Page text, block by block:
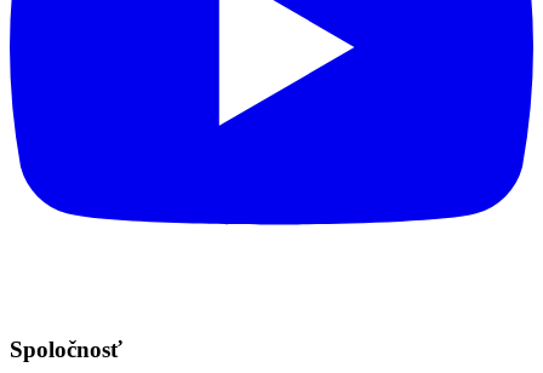
Spoločnosť